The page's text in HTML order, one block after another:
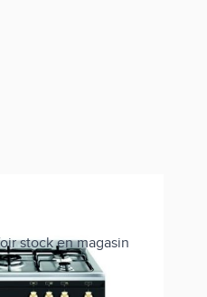
stock en magasin